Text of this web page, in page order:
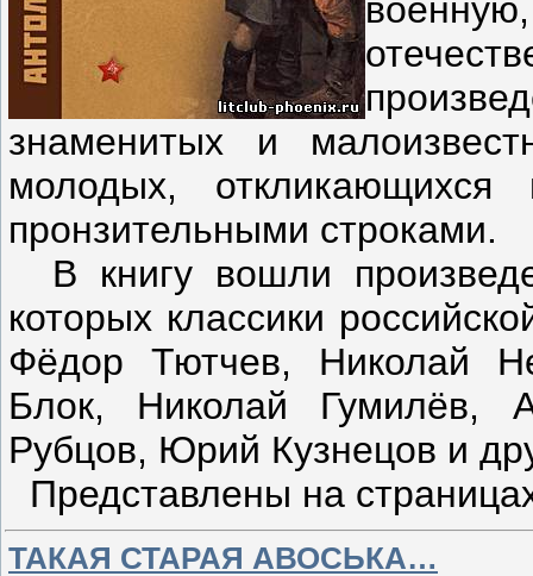
знаменитых и
молодых,
пронзительными строками.
В книгу вошли
которых классики
Фёдор Тютчев, Николай
Блок, Николай Гумилёв,
Рубцов, Юрий Кузнецов и
Представлены на
ТАКАЯ СТАРАЯ АВОСЬКА…